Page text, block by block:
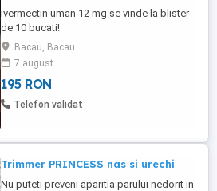
ivermectin uman 12 mg se vinde la blister
de 10 bucati!
Bacau, Bacau
7 august
195 RON
Telefon validat
Trimmer PRINCESS nas si urechi
Nu puteti preveni aparitia parului nedorit in